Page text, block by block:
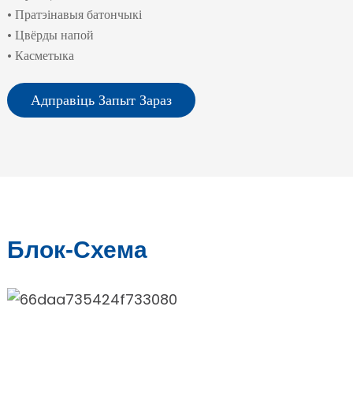
• Пратэінавыя батончыкі
• Цвёрды напой
• Касметыка
Адправіць Запыт Зараз
Блок-Схема